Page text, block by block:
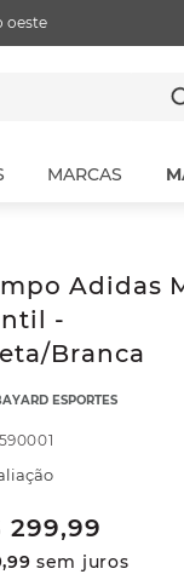
oeste
MARCAS
Adidas
-
Branca
ESPORTES
299,99
,99 sem juros